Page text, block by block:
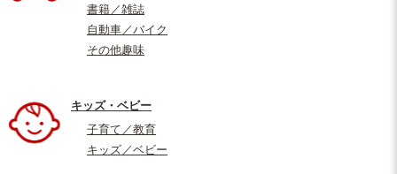
書籍／雑誌
自動車／バイク
その他趣味
キッズ・ベビー
子育て／教育
キッズ／ベビー